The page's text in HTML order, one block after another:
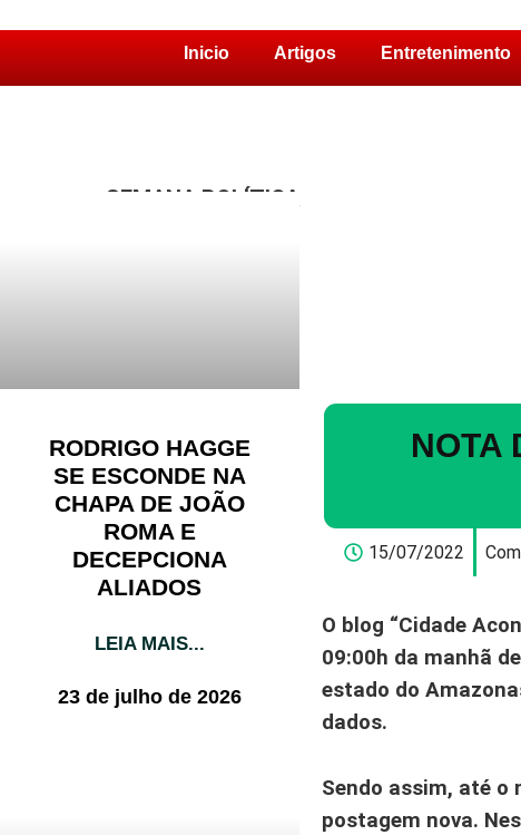
para
Inicio Artigos Entretenimento
SEMANA POLÍTICA
RODRIGO HAGGE
SE ESCONDE NA
CHAPA DE JOÃO
ROMA E
DECEPCIONA
ALIADOS
LEIA MAIS...
23 de julho de 2026
NOTA
15/07/2022
O blog “Cidade
09:00h da manhã
estado do
dados.
Sendo assim, até o
postagem nova.